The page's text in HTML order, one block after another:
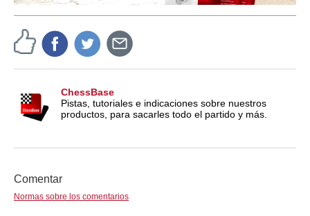
ChessBase
Pistas, tutoriales e indicaciones sobre nuestros
productos, para sacarles todo el partido y más.
Comentar
Normas sobre los comentarios